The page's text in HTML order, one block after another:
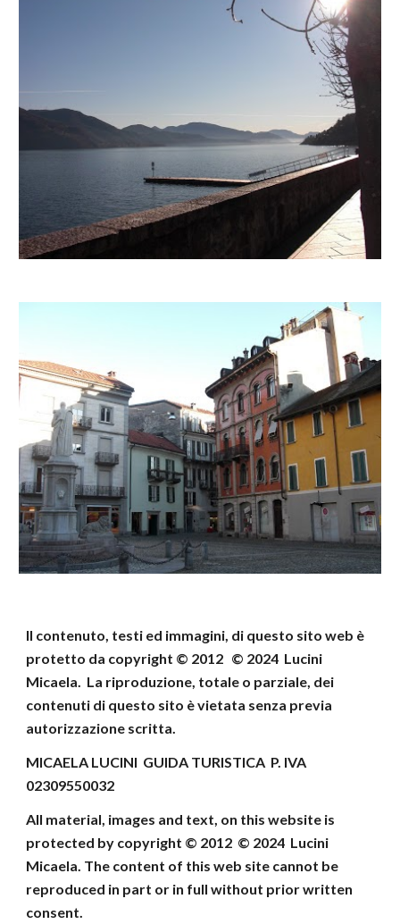
Il contenuto, testi ed immagini, di questo sito web è
protetto da copyright © 2012 © 2024 Lucini
Micaela. La riproduzione, totale o parziale, dei
contenuti di questo sito è vietata senza previa
autorizzazione scritta.
MICAELA LUCINI GUIDA TURISTICA P. IVA
02309550032
All material, images and text, on this website is
protected by copyright © 2012 © 2024 Lucini
Micaela. The content of this web site cannot be
reproduced in part or in full without prior written
consent.